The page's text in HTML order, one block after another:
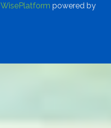
WisePlatform powered by